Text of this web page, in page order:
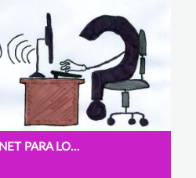
SEGURIDAD EN INTERNET PARA LOS NIÑOS